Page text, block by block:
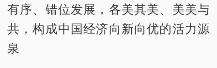
有序、错位发展，各美其美、美美与
共，构成中国经济向新向优的活力源
泉